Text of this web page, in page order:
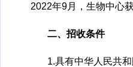
2022年9月，生物中心
二、招收条件
1.具有中华人民共和